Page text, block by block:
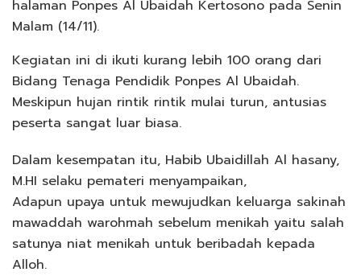
halaman Ponpes Al Ubaidah Kertosono pada Senin
Malam (14/11).
Kegiatan ini di ikuti kurang lebih 100 orang dari
Bidang Tenaga Pendidik Ponpes Al Ubaidah.
Meskipun hujan rintik rintik mulai turun, antusias
peserta sangat luar biasa.
Dalam kesempatan itu, Habib Ubaidillah Al hasany,
M.HI selaku pemateri menyampaikan,
Adapun upaya untuk mewujudkan keluarga sakinah
mawaddah warohmah sebelum menikah yaitu salah
satunya niat menikah untuk beribadah kepada
Alloh.